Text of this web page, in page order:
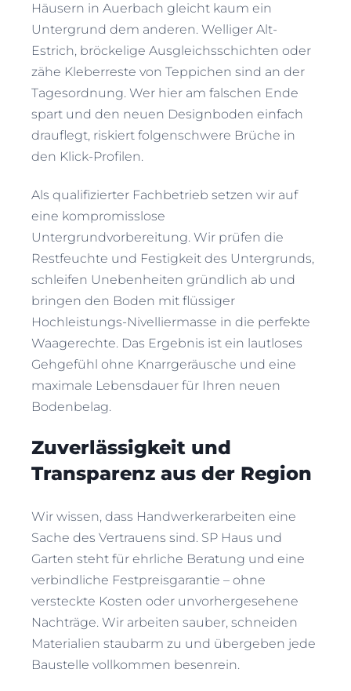
Häusern in Auerbach gleicht kaum ein
Untergrund dem anderen. Welliger Alt-
Estrich, bröckelige Ausgleichsschichten oder
zähe Kleberreste von Teppichen sind an der
Tagesordnung. Wer hier am falschen Ende
spart und den neuen Designboden einfach
drauflegt, riskiert folgenschwere Brüche in
den Klick-Profilen.
Als qualifizierter Fachbetrieb setzen wir auf
eine kompromisslose
Untergrundvorbereitung. Wir prüfen die
Restfeuchte und Festigkeit des Untergrunds,
schleifen Unebenheiten gründlich ab und
bringen den Boden mit flüssiger
Hochleistungs-Nivelliermasse in die perfekte
Waagerechte. Das Ergebnis ist ein lautloses
Gehgefühl ohne Knarrgeräusche und eine
maximale Lebensdauer für Ihren neuen
Bodenbelag.
Zuverlässigkeit und
Transparenz aus der Region
Wir wissen, dass Handwerkerarbeiten eine
Sache des Vertrauens sind. SP Haus und
Garten steht für ehrliche Beratung und eine
verbindliche Festpreisgarantie – ohne
versteckte Kosten oder unvorhergesehene
Nachträge. Wir arbeiten sauber, schneiden
Materialien staubarm zu und übergeben jede
Baustelle vollkommen besenrein.